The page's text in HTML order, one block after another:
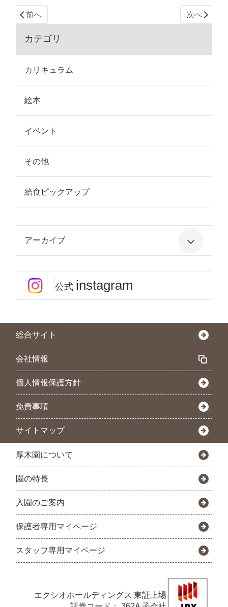
前へ 次へ
カテゴリ
カリキュラム
絵本
イベント
その他
給食ピックアップ
アーカイブ
公式 instagram
総合サイト
会社情報
個人情報保護方針
免責事項
サイトマップ
厚木園について
園の特長
入園のご案内
保護者専用マイページ
スタッフ専用マイページ
エクシオホールディングス 東証上場